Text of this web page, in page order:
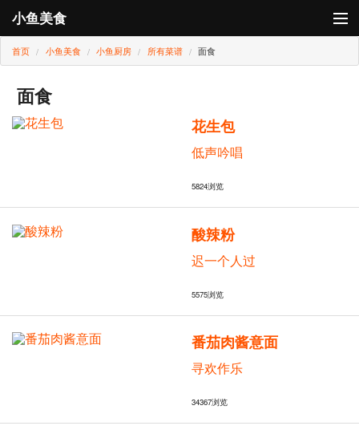
小鱼美食
登录
小鱼厨房
小鱼卡
首页 小鱼美食 小鱼厨房 所有菜谱 面食
面食
花生包
低声吟唱
5824浏览
酸辣粉
迟一个人过
5575浏览
番茄肉酱意面
寻欢作乐
34367浏览